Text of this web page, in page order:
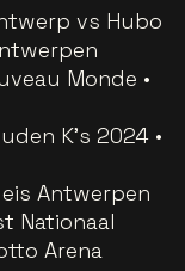
vs Hubo
Monde •
K's 2024 •
Antwerpen
Nationaal
Arena